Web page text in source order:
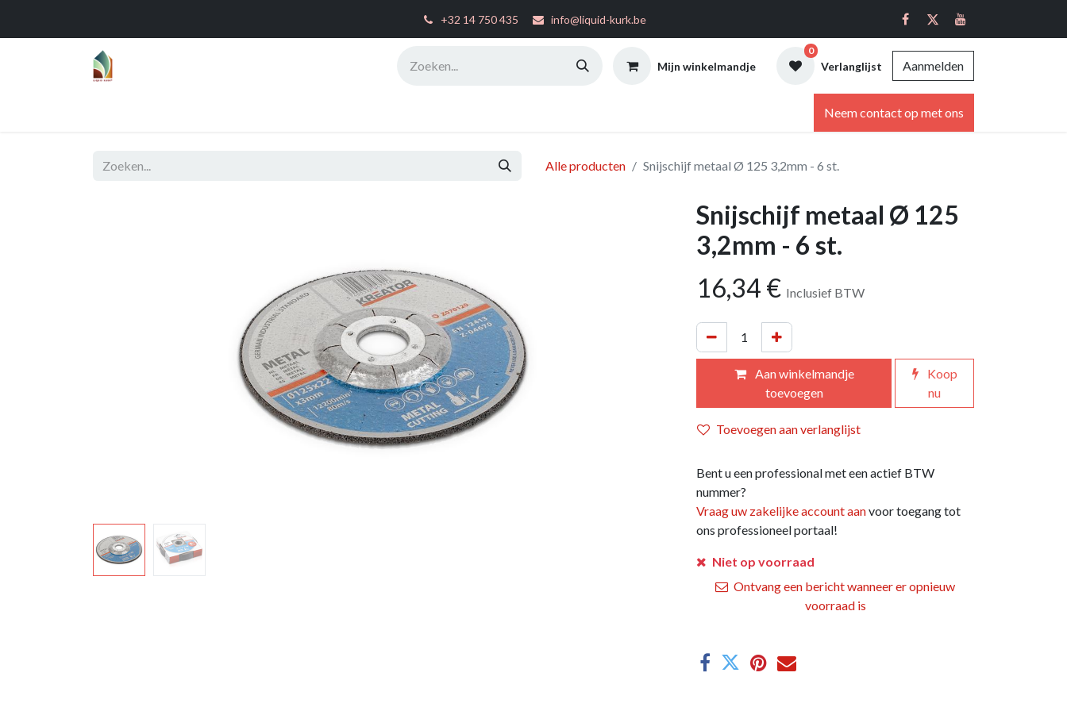
+32 14 750 435 info@liquid-kurk.be
Mijn winkelmandje
0
Verlanglijst Aanmelden
Neem contact op met ons
Alle producten Snijschijf metaal Ø 125 3,2mm - 6 st.
Snijschijf metaal Ø 125
3,2mm - 6 st.
16,34 € Inclusief BTW
Aan winkelmandje
toevoegen
Koop
nu
Toevoegen aan verlanglijst
Bent u een professional met een actief BTW
nummer?
Vraag uw zakelijke account aanvoor toegang tot
ons professioneel portaal!
Niet op voorraad
Ontvang een bericht wanneer er opnieuw
voorraad is